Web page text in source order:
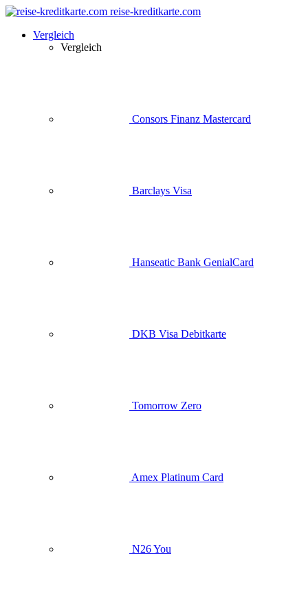
reise-kreditkarte.com
Vergleich
Vergleich
Consors Finanz Mastercard
Barclays Visa
Hanseatic Bank GenialCard
DKB Visa Debitkarte
Tomorrow Zero
Amex Platinum Card
N26 You